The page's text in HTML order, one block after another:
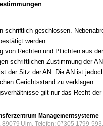
schriftlich geschlossen.
werden.
von Rechten und Pflichten aus
schriftlichen Zustimmung der
der Sitz der AN. Die AN ist
Gerichtsstand zu verklagen.
gilt nur das Recht
Managementsysteme
89079 Ulm, Telefon: 07305 1799-